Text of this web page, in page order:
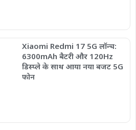
Xiaomi Redmi 17 5G लॉन्च:
6300mAh बैटरी और 120Hz
डिस्प्ले के साथ आया नया बजट 5G
फोन